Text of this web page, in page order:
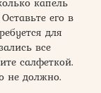
его в
для
все
салфеткой.
не должно.